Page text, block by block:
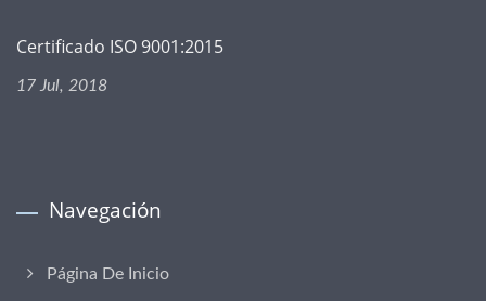
Certificado ISO 9001:2015
17 Jul, 2018
Navegación
Página De Inicio